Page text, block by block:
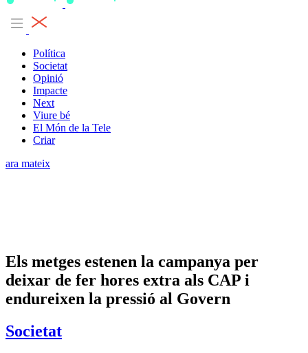
Política
Societat
Opinió
Impacte
Next
Viure bé
El Món de la Tele
Criar
ara mateix
Els metges estenen la campanya per
deixar de fer hores extra als CAP i
endureixen la pressió al Govern
Societat